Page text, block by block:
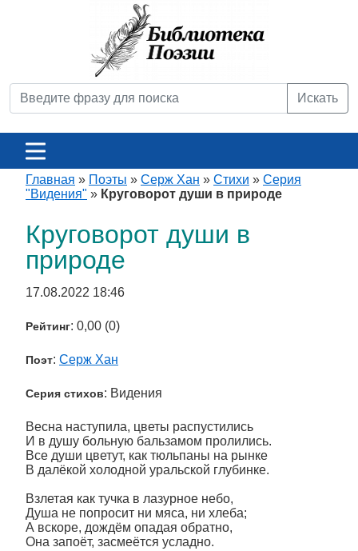
Искать
Главная » Поэты » Серж Хан » Стихи » Серия
"Видения" » Круговорот души в природе
Круговорот души в
природе
17.08.2022 18:46
Рейтинг: 0,00 (0)
Поэт: Серж Хан
Серия стихов: Видения
Весна наступила, цветы распустились
И в душу больную бальзамом пролились.
Все души цветут, как тюльпаны на рынке
В далёкой холодной уральской глубинке.
Взлетая как тучка в лазурное небо,
Душа не попросит ни мяса, ни хлеба;
А вскоре, дождём опадая обратно,
Она запоёт, засмеётся усладно.